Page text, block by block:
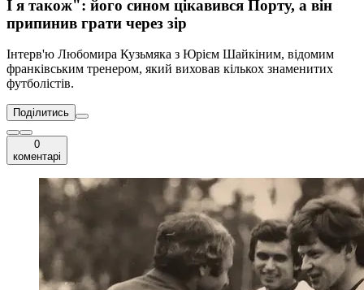
І я також": його сином цікавився Порту, а він
припинив грати через зір
Інтерв'ю Любомира Кузьмяка з Юрієм Шайкіним, відомим
франківським тренером, який виховав кількох знаменитих
футболістів.
Поділитись
0
коментарі